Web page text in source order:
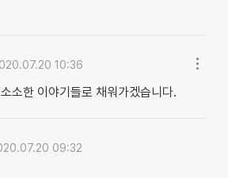
10:36
소한 이야기들로 채워가겠습니다.
09:32